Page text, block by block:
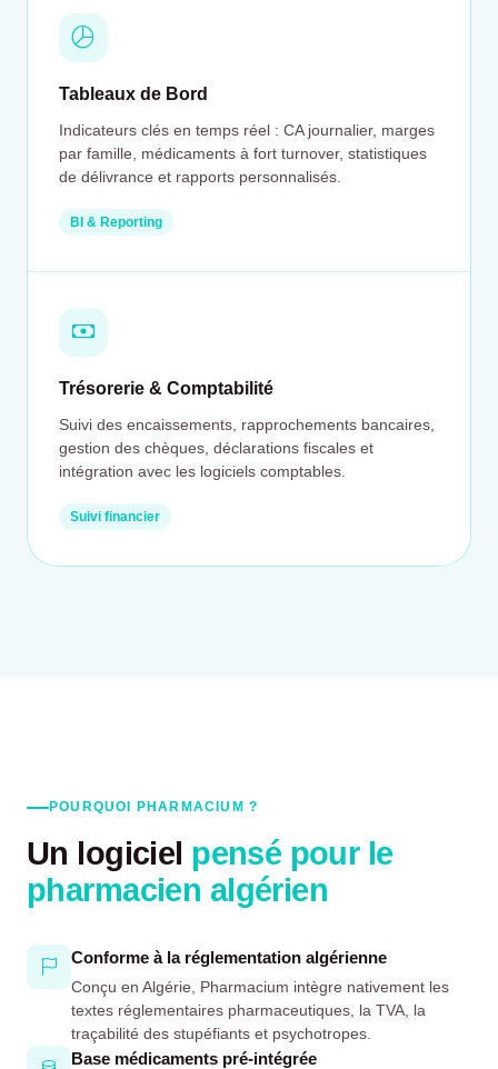
Tableaux de Bord
Indicateurs clés en temps réel : CA journalier, marges
par famille, médicaments à fort turnover, statistiques
de délivrance et rapports personnalisés.
BI & Reporting
Trésorerie & Comptabilité
Suivi des encaissements, rapprochements bancaires,
gestion des chèques, déclarations fiscales et
intégration avec les logiciels comptables.
Suivi financier
POURQUOI PHARMACIUM ?
Un logiciel pensé pour le
pharmacien algérien
Conforme à la réglementation algérienne
Conçu en Algérie, Pharmacium intègre nativement les
textes réglementaires pharmaceutiques, la TVA, la
traçabilité des stupéfiants et psychotropes.
Base médicaments pré-intégrée